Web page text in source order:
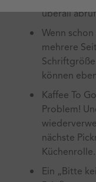
überall
Wenn
mehrere
können
Kaffee To
Problem!
nächste
Küchenrolle.
Ein „Bitte